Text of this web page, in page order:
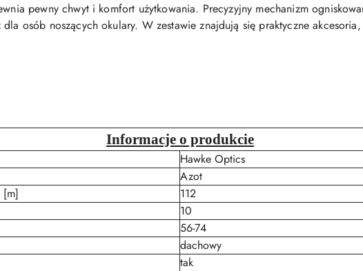
pewny chwyt i komfort użytkowania. Precyzyjny mechanizm
osób noszących okulary. W zestawie znajdują się praktyczne
Informacje o produkcie
Hawke Optics
Azot
[m]
112
10
56-74
dachowy
tak